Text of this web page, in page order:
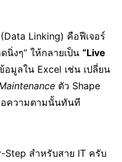
Linking) คือฟีเจอร์
นิ่งๆ” ให้กลายเป็น “Live
มูลใน Excel เช่น เปลี่ยน
ตัว Shape
อความตามนั้นทันที
สำหรับสาย IT ครับ